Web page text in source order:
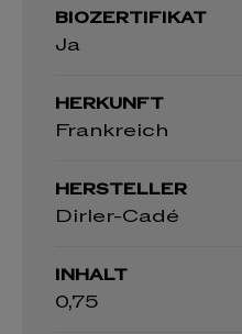
BIOZERTIFIKAT
Ja
HERKUNFT
Frankreich
HERSTELLER
Dirler-Cadé
INHALT
0,75